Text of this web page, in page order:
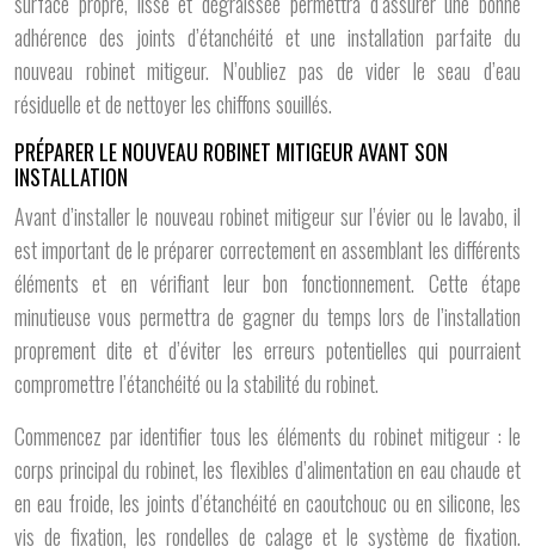
adhérence des joints d’étanchéité et une installation parfaite du
nouveau robinet mitigeur. N’oubliez pas de vider le seau d’eau
résiduelle et de nettoyer les chiffons souillés.
PRÉPARER LE NOUVEAU ROBINET MITIGEUR AVANT SON
INSTALLATION
Avant d’installer le nouveau robinet mitigeur sur l’évier ou le lavabo, il
est important de le préparer correctement en assemblant les différents
éléments et en vérifiant leur bon fonctionnement. Cette étape
minutieuse vous permettra de gagner du temps lors de l’installation
proprement dite et d’éviter les erreurs potentielles qui pourraient
compromettre l’étanchéité ou la stabilité du robinet.
Commencez par identifier tous les éléments du robinet mitigeur : le
corps principal du robinet, les flexibles d’alimentation en eau chaude et
en eau froide, les joints d’étanchéité en caoutchouc ou en silicone, les
vis de fixation, les rondelles de calage et le système de fixation.